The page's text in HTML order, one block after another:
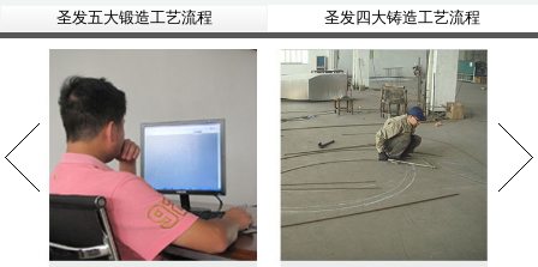
圣发五大锻造工艺流程 圣发四大铸造工艺流程